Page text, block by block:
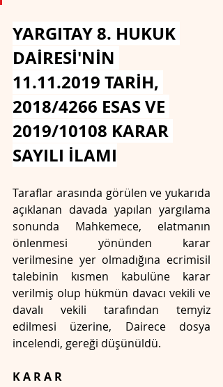
YARGITAY 8. HUKUK
DAİRESİ'NİN
11.11.2019 TARİH,
2018/4266 ESAS VE
2019/10108 KARAR
SAYILI İLAMI
Taraflar arasında görülen ve yukarıda
açıklanan davada yapılan yargılama
sonunda Mahkemece, elatmanın
önlenmesi yönünden karar
verilmesine yer olmadığına ecrimisil
talebinin kısmen kabulüne karar
verilmiş olup hükmün davacı vekili ve
davalı vekili tarafından temyiz
edilmesi üzerine, Dairece dosya
incelendi, gereği düşünüldü.
K A R A R